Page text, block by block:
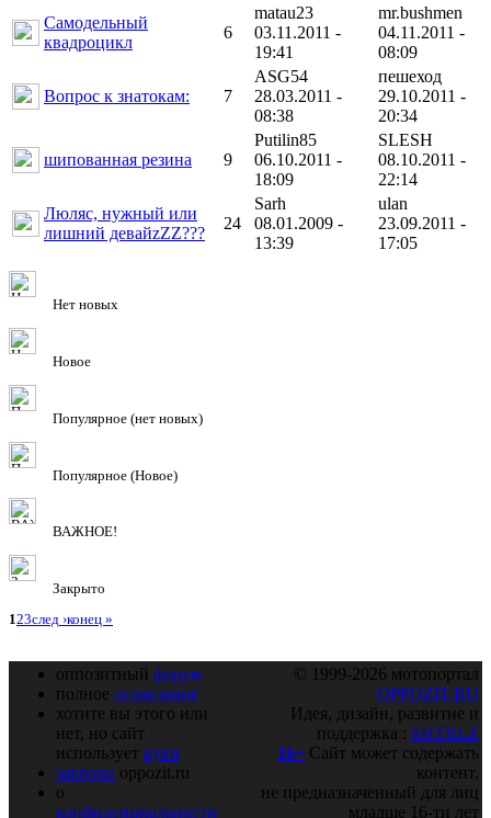
Самодельный
квадроцикл
6
matau23
03.11.2011 -
19:41
mr.bushmen
04.11.2011 -
08:09
Вопрос к знатокам: 7
ASG54
28.03.2011 -
08:38
пешеход
29.10.2011 -
20:34
шипованная резина 9
Putilin85
06.10.2011 -
18:09
SLESH
08.10.2011 -
22:14
Люляс, нужный или
лишний девайzZZ???
24
Sarh
08.01.2009 -
13:39
ulan
23.09.2011 -
17:05
Нет новых
Новое
Популярное (нет новых)
Популярное (Новое)
ВАЖНОЕ!
Закрыто
123след ›конец »
оппозитный форум
полное оглавление
хотите вы этого или
нет, но сайт
использует куки
закрома oppozit.ru
о
конфиденциальности
© 1999-2026 мотопортал
OPPOZIT.RU
Идея, дизайн, развитие и
поддержка : SHTRLZ
16+ Сайт может содержать
контент,
не предназначенный для лиц
младше 16-ти лет